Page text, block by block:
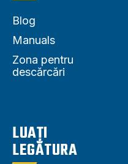
Blog
Manuals
Zona pentru
descărcări
LUAȚI
LEGĂTURA